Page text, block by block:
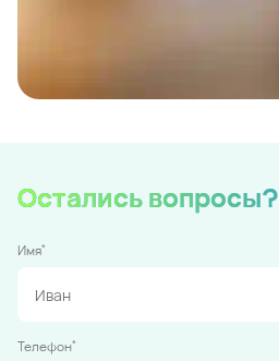
Остались вопросы?
Имя*
Телефон*